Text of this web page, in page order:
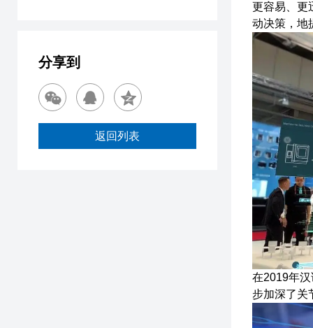
更容易、更
动决策，地
在2019年
步加深了关
分享到
返回列表